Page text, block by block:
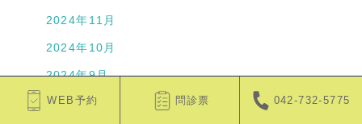
WEB予約 問診票 042-732-5775
2024年11月
2024年10月
2024年9月
2024年8月